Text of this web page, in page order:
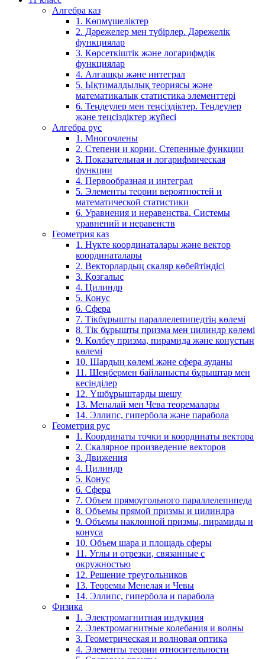
Алгебра каз
1. Көпмүшеліктер
2. Дәрежелер мен түбірлер. Дәрежелік
функциялар
3. Көрсеткіштік және логарифмдік
функциялар
4. Алғашқы және интеграл
5. Ықтималдылық теориясы және
математикалық статистика элементтері
6. Теңдеулер мен теңсіздіктер. Теңдеулер
және теңсіздіктер жүйесі
Алгебра рус
1. Многочлены
2. Степени и корни. Степенные функции
3. Показательная и логарифмическая
функции
4. Первообразная и интеграл
5. Элементы теории вероятностей и
математической статистики
6. Уравнения и неравенства. Системы
уравнений и неравенств
Геометрия каз
1. Нүкте координаталары және вектор
координаталары
2. Векторлардың скаляр көбейтіндісі
3. Қозғалыс
4. Цилиндр
5. Конус
6. Сфера
7. Тікбұрышты параллелепипедтің көлемі
8. Тік бұрышты призма мен цилиндр көлемі
9. Көлбеу призма, пирамида және конустың
көлемі
10. Шардың көлемі және сфера ауданы
11. Шеңбермен байланысты бұрыштар мен
кесінділер
12. Үшбұрыштарды шешу
13. Меналай мен Чева теоремалары
14. Эллипс, гипербола және парабола
Геометрия рус
1. Координаты точки и координаты вектора
2. Скалярное произведение векторов
3. Движения
4. Цилиндр
5. Конус
6. Сфера
7. Объем прямоугольного параллелепипеда
8. Объемы прямой призмы и цилиндра
9. Объемы наклонной призмы, пирамиды и
конуса
10. Объем шара и площадь сферы
11. Углы и отрезки, связанные с
окружностью
12. Решение треугольников
13. Теоремы Менелая и Чевы
14. Эллипс, гипербола и парабола
Физика
1. Электромагнитная индукция
2. Электромагнитные колебания и волны
3. Геометрическая и волновая оптика
4. Элементы теории относительности